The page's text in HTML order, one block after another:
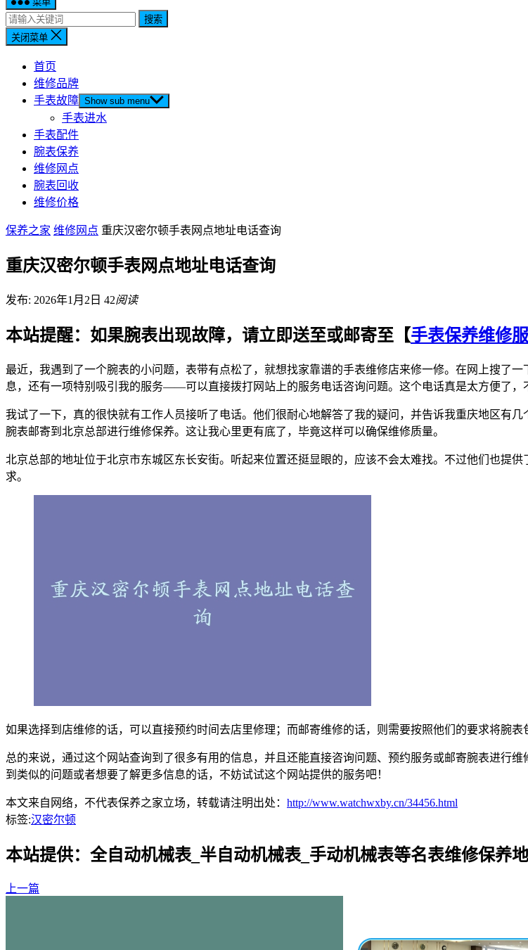
搜索
关闭菜单
首页
维修品牌
手表故障 Show sub menu
手表进水
手表配件
腕表保养
维修网点
腕表回收
维修价格
保养之家 维修网点 重庆汉密尔顿手表网点地址电话查询
重庆汉密尔顿手表网点地址电话查询
发布: 2026年1月2日 42阅读
本站提醒：如果腕表出现故障，请立即送至或邮寄至【手表保养维修
最近，我遇到了一个腕表的小问题，表带有点松了，就想找家靠谱的手表维修店来修一修。在网上搜了
息，还有一项特别吸引我的服务——可以直接拨打网站上的服务电话咨询问题。这个电话真是太方便了，
我试了一下，真的很快就有工作人员接听了电话。他们很耐心地解答了我的疑问，并告诉我重庆地区有
腕表邮寄到北京总部进行维修保养。这让我心里更有底了，毕竟这样可以确保维修质量。
北京总部的地址位于北京市东城区东长安街。听起来位置还挺显眼的，应该不会太难找。不过他们也提
求。
如果选择到店维修的话，可以直接预约时间去店里修理；而邮寄维修的话，则需要按照他们的要求将腕
总的来说，通过这个网站查询到了很多有用的信息，并且还能直接咨询问题、预约服务或邮寄腕表进行
到类似的问题或者想要了解更多信息的话，不妨试试这个网站提供的服务吧！
本文来自网络，不代表保养之家立场，转载请注明出处： http://www.watchwxby.cn/34456.html
标签:汉密尔顿
本站提供：全自动机械表_半自动机械表_手动机械表等名表维修保养
上一篇